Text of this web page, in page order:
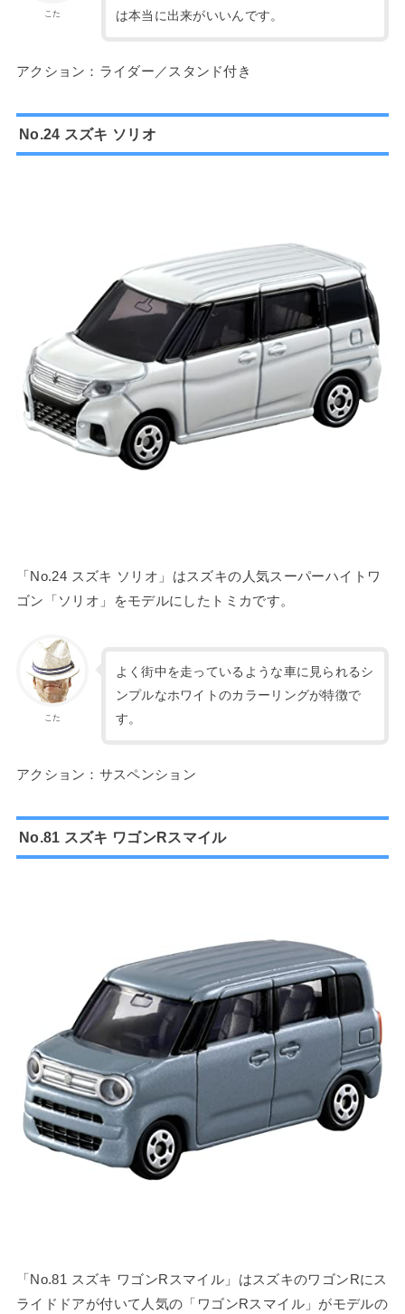
こた
は本当に出来がいいんです。
アクション：ライダー／スタンド付き
No.24 スズキ ソリオ
「No.24 スズキ ソリオ」はスズキの人気スーパーハイトワ
ゴン「ソリオ」をモデルにしたトミカです。
こた
よく街中を走っているような車に見られるシ
ンプルなホワイトのカラーリングが特徴で
す。
アクション：サスペンション
No.81 スズキ ワゴンRスマイル
「No.81 スズキ ワゴンRスマイル」はスズキのワゴンRにス
ライドドアが付いて人気の「ワゴンRスマイル」がモデルの